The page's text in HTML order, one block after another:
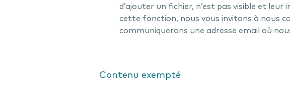
d’ajouter un fichier, n’est pas visible et
cette fonction, nous vous invitons à nous
communiquerons une adresse email où
Contenu exempté